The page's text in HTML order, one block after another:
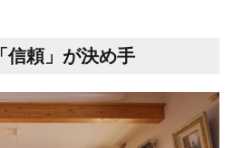
信頼」が決め手